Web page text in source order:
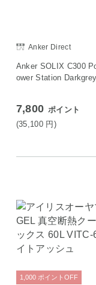
Anker Direct
Anker SOLIX C300
ower Station Darkgrey
7,800 ポイント
(35,100 円)
1,000 ポイント OFF